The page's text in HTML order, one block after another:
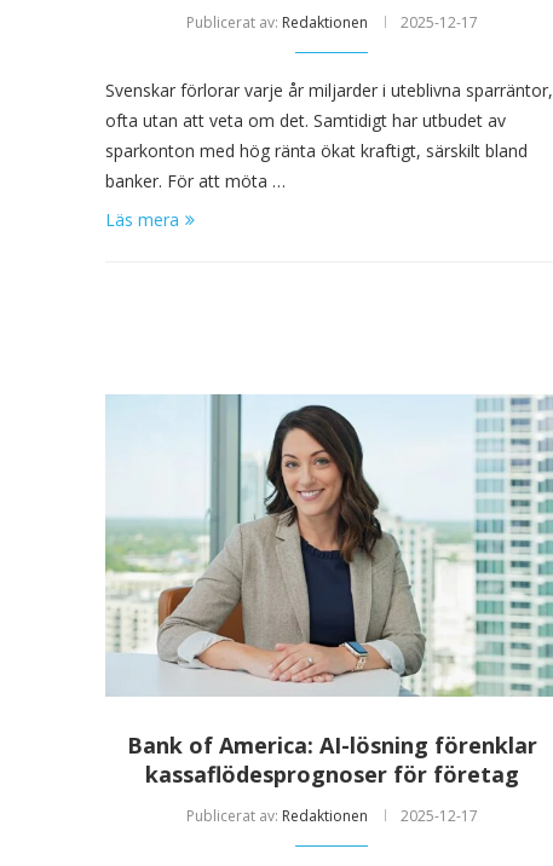
Publicerat av: Redaktionen 2025-12-17
Svenskar förlorar varje år miljarder i uteblivna sparräntor,
ofta utan att veta om det. Samtidigt har utbudet av
sparkonton med hög ränta ökat kraftigt, särskilt bland
banker. För att möta …
Läs mera
Bank of America: AI-lösning förenklar
kassaflödesprognoser för företag
Publicerat av: Redaktionen 2025-12-17